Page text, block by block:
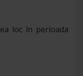
loc în perioada